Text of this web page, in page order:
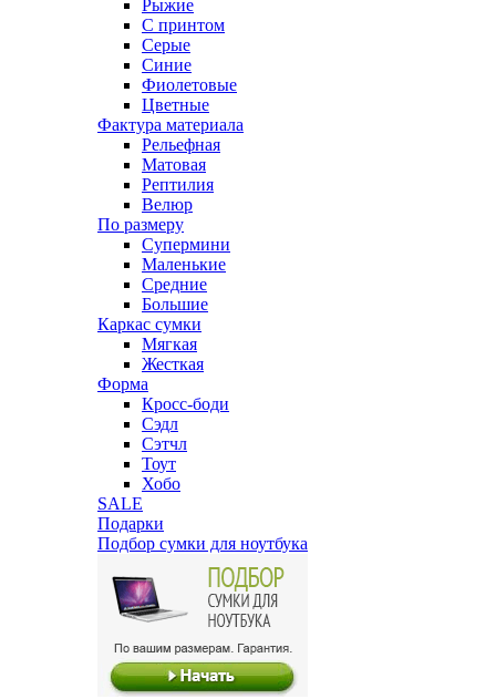
Рыжие
С принтом
Серые
Синие
Фиолетовые
Цветные
Фактура материала
Рельефная
Матовая
Рептилия
Велюр
По размеру
Супермини
Маленькие
Средние
Большие
Каркас сумки
Мягкая
Жесткая
Форма
Кросс-боди
Сэдл
Сэтчл
Тоут
Хобо
SALE
Подарки
Подбор сумки для ноутбука